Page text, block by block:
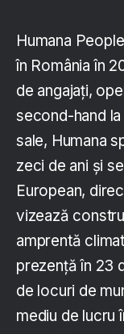
Humana
în România în
de angajați,
second-hand
sale, Humana
zeci de ani și
European,
vizează
amprentă
prezență în 23
de locuri de
mediu de lucru